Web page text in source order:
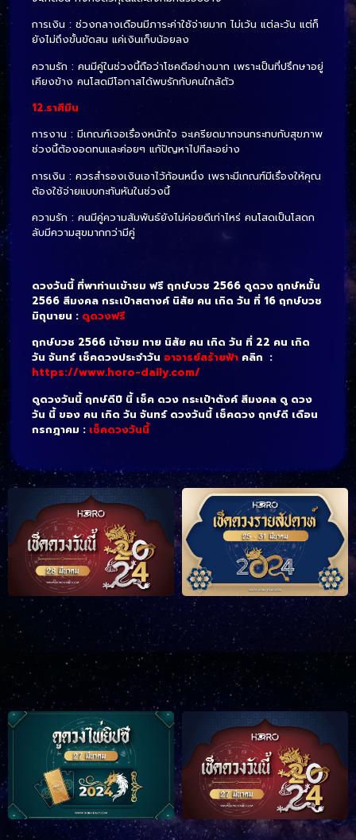
การเงิน : ช่วงกลางเดือนมีภาระค่าใช้จ่ายมาก ไม่เว้น แต่ละวัน แต่ก็
ยังไม่ถึงขั้นขัดสน แค่เงินเก็บน้อยลง
ความรัก : คนมีคู่ในช่วงนี้ถือว่าโชคดีอย่างมาก เพราะเป็นที่ปรึกษาอยู่
เคียงข้าง คนโสดมีโอกาสได้พบรักกับคนใกล้ตัว
12.ราศีมีน
การงาน : มีเกณฑ์เจอเรื่องหนักใจ จะเครียดมากจนกระทบกับสุขภาพ
ช่วงนี้ต้องอดทนและค่อยๆ แก้ปัญหาไปทีละอย่าง
การเงิน : ควรสำรองเงินเอาไว้ก้อนหนึ่ง เพราะมีเกณฑ์มีเรื่องให้คุณ
ต้องใช้จ่ายแบบกะทันหันในช่วงนี้
ความรัก : คนมีคู่ความสัมพันธ์ยังไม่ค่อยดีเท่าไหร่ คนโสดเป็นโสดก
ลับมีความสุขมากกว่ามีคู่
ดวงวันนี้ ที่พาท่านเข้าชม ฟรี ฤกษ์บวช 2566 ดูดวง ฤกษ์หมั้น
2566 สีมงคล กระเป๋าสตางค์ นิสัย คน เกิด วัน ที่ 16 ฤกษ์บวช
มิถุนายน : ดูดวงฟรี
ฤกษ์บวช 2566 เข้าชม ทาย นิสัย คน เกิด วัน ที่ 22 คน เกิด
วัน จันทร์ เช็คดวงประจำวัน อาจารย์สร้ายฟ้า คลิก :
https://www.horo-daily.com/
ดูดวงวันนี้ ฤกษ์ดีปี นี้ เช็ค ดวง กระเป๋าตังค์ สีมงคล ดู ดวง
วัน นี้ ของ คน เกิด วัน จันทร์ ดวงวันนี้ เช็คดวง ฤกษ์ดี เดือน
กรกฎาคม : เช็คดวงวันนี้